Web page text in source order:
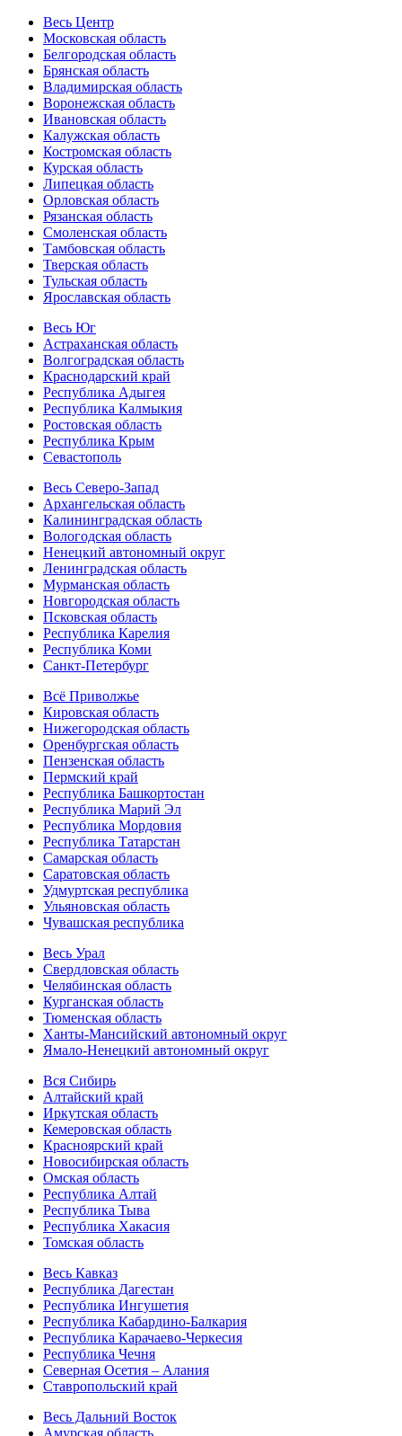
Весь Центр
Московская область
Белгородская область
Брянская область
Владимирская область
Воронежская область
Ивановская область
Калужская область
Костромская область
Курская область
Липецкая область
Орловская область
Рязанская область
Смоленская область
Тамбовская область
Тверская область
Тульская область
Ярославская область
Весь Юг
Астраханская область
Волгоградская область
Краснодарский край
Республика Адыгея
Республика Калмыкия
Ростовская область
Республика Крым
Севастополь
Весь Северо-Запад
Архангельская область
Калининградская область
Вологодская область
Ненецкий автономный округ
Ленинградская область
Мурманская область
Новгородская область
Псковская область
Республика Карелия
Республика Коми
Санкт-Петербург
Всё Приволжье
Кировская область
Нижегородская область
Оренбургская область
Пензенская область
Пермский край
Республика Башкортостан
Республика Марий Эл
Республика Мордовия
Республика Татарстан
Самарская область
Саратовская область
Удмуртская республика
Ульяновская область
Чувашская республика
Весь Урал
Свердловская область
Челябинская область
Курганская область
Тюменская область
Ханты-Мансийский автономный округ
Ямало-Ненецкий автономный округ
Вся Сибирь
Алтайский край
Иркутская область
Кемеровская область
Красноярский край
Новосибирская область
Омская область
Республика Алтай
Республика Тыва
Республика Хакасия
Томская область
Весь Кавказ
Республика Дагестан
Республика Ингушетия
Республика Кабардино-Балкария
Республика Карачаево-Черкесия
Республика Чечня
Северная Осетия – Алания
Ставропольский край
Весь Дальний Восток
Амурская область